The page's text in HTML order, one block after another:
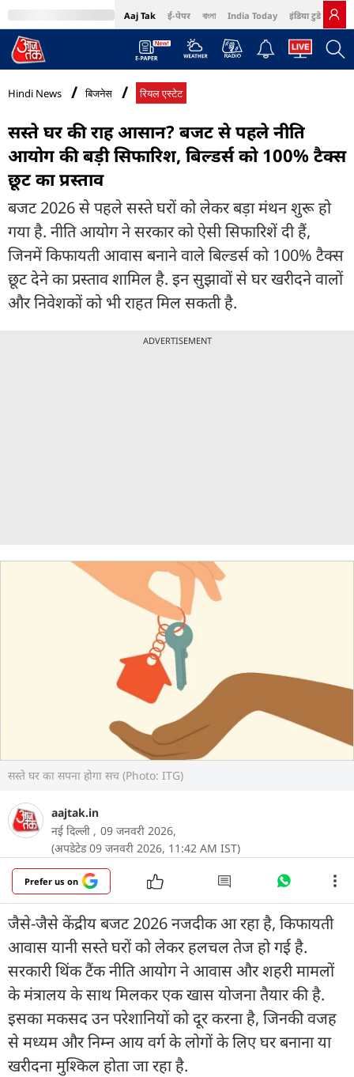
Aaj Tak ई-पेपर বাংলা India Today इंडिया टुडे हिंदी
MumbaiTak Cosmopolitan Harper's Bazaar Northeast
Hindi News बिजनेस रियल एस्टेट
सस्ते घर की राह आसान? बजट से पहले नीति
आयोग की बड़ी सिफारिश, बिल्डर्स को 100% टैक्स
छूट का प्रस्ताव
बजट 2026 से पहले सस्ते घरों को लेकर बड़ा मंथन शुरू हो
गया है. नीति आयोग ने सरकार को ऐसी सिफारिशें दी हैं,
जिनमें किफायती आवास बनाने वाले बिल्डर्स को 100% टैक्स
छूट देने का प्रस्ताव शामिल है. इन सुझावों से घर खरीदने वालों
और निवेशकों को भी राहत मिल सकती है.
ADVERTISEMENT
सस्ते घर का सपना होगा सच (Photo: ITG)
aajtak.in
नई दिल्ली , 09 जनवरी 2026,
(अपडेटेड 09 जनवरी 2026, 11:42 AM IST)
Prefer us on
जैसे-जैसे केंद्रीय बजट 2026 नजदीक आ रहा है, किफायती
आवास यानी सस्ते घरों को लेकर हलचल तेज हो गई है.
सरकारी थिंक टैंक नीति आयोग ने आवास और शहरी मामलों
के मंत्रालय के साथ मिलकर एक खास योजना तैयार की है.
इसका मकसद उन परेशानियों को दूर करना है, जिनकी वजह
से मध्यम और निम्न आय वर्ग के लोगों के लिए घर बनाना या
खरीदना मुश्किल होता जा रहा है.